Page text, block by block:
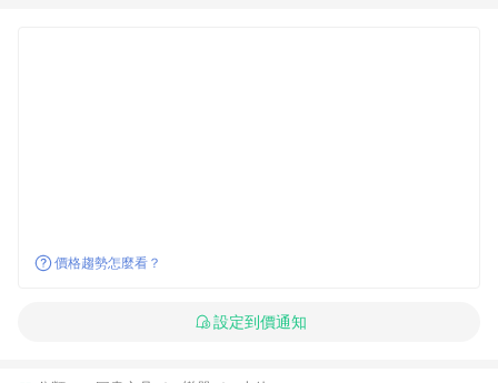
價格趨勢怎麼看？
設定到價通知